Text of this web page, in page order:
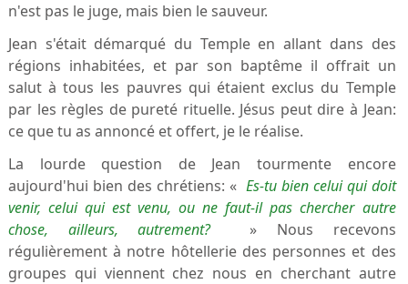
n'est pas le juge, mais bien le sauveur.
Jean s'était démarqué du Temple en allant dans des
régions inhabitées, et par son baptême il offrait un
salut à tous les pauvres qui étaient exclus du Temple
par les règles de pureté rituelle. Jésus peut dire à Jean:
ce que tu as annoncé et offert, je le réalise.
La lourde question de Jean tourmente encore
aujourd'hui bien des chrétiens: « Es-tu bien celui qui doit
venir, celui qui est venu, ou ne faut-il pas chercher autre
chose, ailleurs, autrement?
» Nous recevons
régulièrement à notre hôtellerie des personnes et des
groupes qui viennent chez nous en cherchant autre